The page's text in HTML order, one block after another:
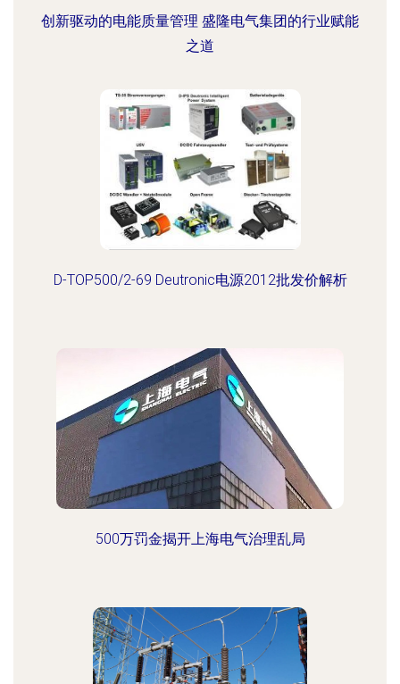
创新驱动的电能质量管理 盛隆电气集团的行业赋能
之道
D-TOP500/2-69 Deutronic电源2012批发价解析
500万罚金揭开上海电气治理乱局